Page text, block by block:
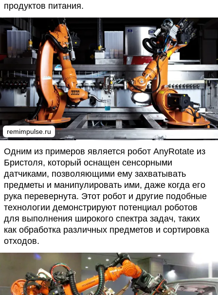
продуктов питания.
remimpulse.ru
Одним из примеров является робот AnyRotate из
Бристоля, который оснащен сенсорными
датчиками, позволяющими ему захватывать
предметы и манипулировать ими, даже когда его
рука перевернута. Этот робот и другие подобные
технологии демонстрируют потенциал роботов
для выполнения широкого спектра задач, таких
как обработка различных предметов и сортировка
отходов.